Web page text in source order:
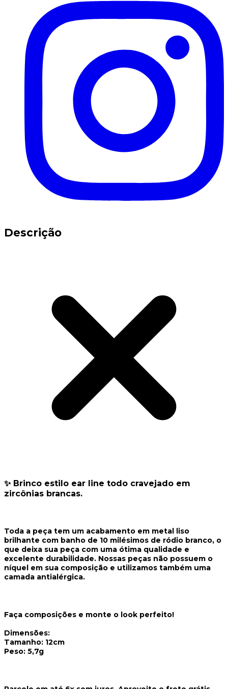
Descrição
✨ Brinco estilo ear line todo cravejado em
zircônias brancas.
Toda a peça tem um acabamento em metal liso
brilhante com banho de 10 milésimos de ródio branco, o
que deixa sua peça com uma ótima qualidade e
excelente durabilidade. Nossas peças não possuem o
níquel em sua composição e utilizamos também uma
camada antialérgica.
Faça composições e monte o look perfeito!
Dimensões:
Tamanho: 12cm
Peso: 5,7g